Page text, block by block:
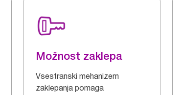
Možnost zaklepa
Vsestranski mehanizem
zaklepanja pomaga